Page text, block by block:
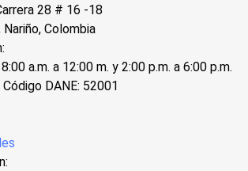
28 # 16 -18
Colombia
a.m. a 12:00 m. y 2:00 p.m. a 6:00 p.m.
DANE: 52001